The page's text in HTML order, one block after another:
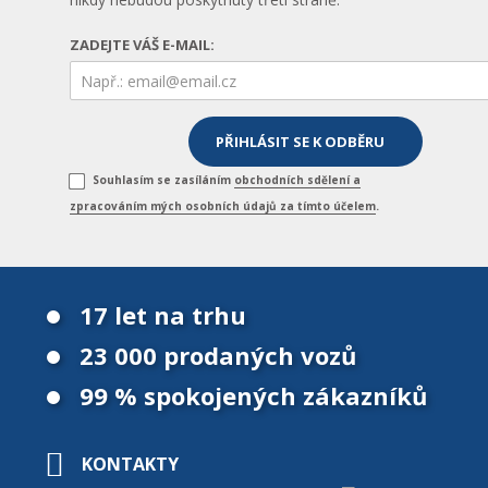
ZADEJTE VÁŠ E-MAIL:
Souhlasím se zasíláním obchodních sdělení a
zpracováním mých osobních údajů za tímto účelem.
17 let na trhu
23 000 prodaných vozů
99 % spokojených zákazníků
KONTAKTY